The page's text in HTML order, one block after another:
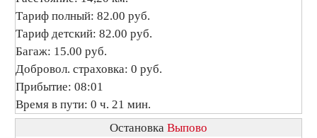
Тариф полный: 82.00 руб.
Тариф детский: 82.00 руб.
Багаж: 15.00 руб.
Добровол. страховка: 0 руб.
Прибытие: 08:01
Время в пути: 0 ч. 21 мин.
Остановка Выпово